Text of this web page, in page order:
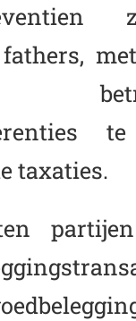
taxaties.